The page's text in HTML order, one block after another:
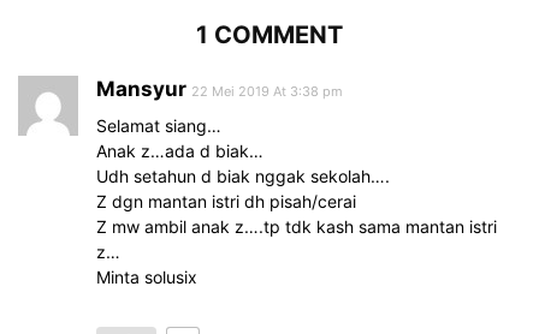
1 COMMENT
Mansyur 22 Mei 2019 At 3:38 pm
Selamat siang…
Anak z…ada d biak…
Udh setahun d biak nggak sekolah….
Z dgn mantan istri dh pisah/cerai
Z mw ambil anak z….tp tdk kash sama mantan istri
z…
Minta solusix